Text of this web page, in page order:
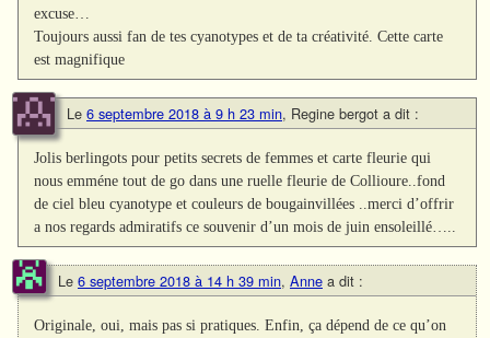
excuse…
Toujours aussi fan de tes cyanotypes et de ta créativité. Cette carte
est magnifique
Le 6 septembre 2018 à 9 h 23 min, Regine bergot a dit :
Jolis berlingots pour petits secrets de femmes et carte fleurie qui
nous emméne tout de go dans une ruelle fleurie de Collioure..fond
de ciel bleu cyanotype et couleurs de bougainvillées ..merci d’offrir
a nos regards admiratifs ce souvenir d’un mois de juin ensoleillé…..
Le 6 septembre 2018 à 14 h 39 min, Anne a dit :
Originale, oui, mais pas si pratiques. Enfin, ça dépend de ce qu’on